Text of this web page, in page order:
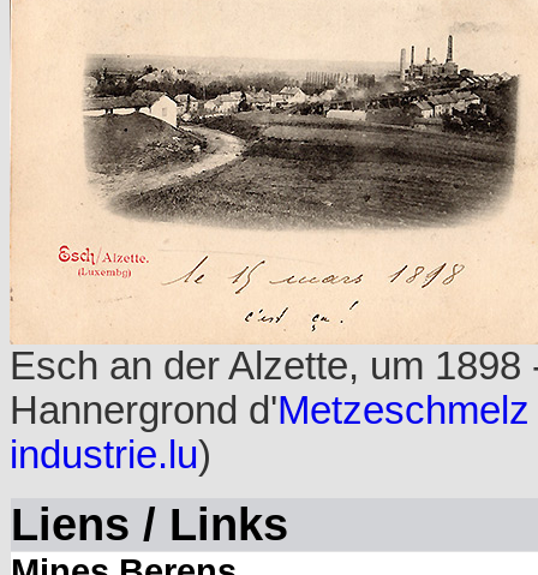
Esch an der Alzette, um 1898
Hannergrond d'Metzeschmelz
industrie.lu)
Liens / Links